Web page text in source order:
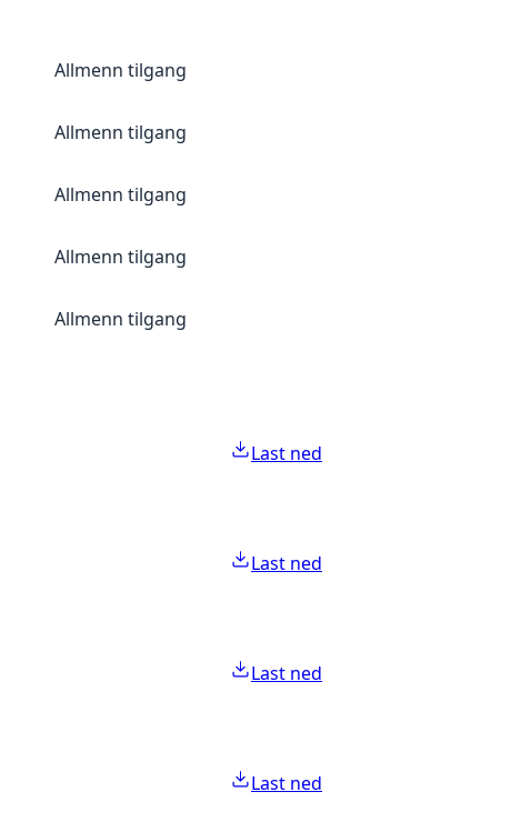
Allmenn tilgang
Allmenn tilgang
Allmenn tilgang
Allmenn tilgang
Allmenn tilgang
Last ned
Last ned
Last ned
Last ned